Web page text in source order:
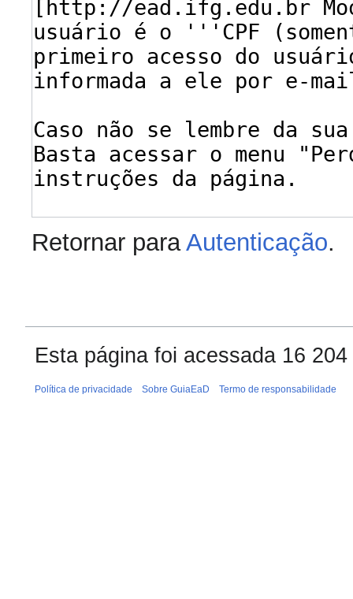
Retornar paraAutenticação.
Esta página foi acessada 16
Política de privacidade Sobre GuiaEaD Termo de responsabilidade